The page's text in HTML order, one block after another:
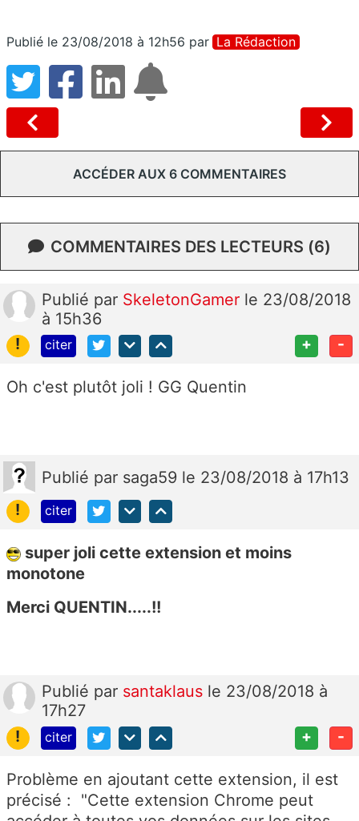
Publié le 23/08/2018 à 12h56 par La Rédaction
ACCÉDER AUX 6 COMMENTAIRES
COMMENTAIRES DES LECTEURS (6)
Publié par SkeletonGamer le 23/08/2018
à 15h36
!
citer + -
Oh c'est plutôt joli ! GG Quentin
Publié par saga59 le 23/08/2018 à 17h13
!
citer
super joli cette extension et moins
monotone
Merci QUENTIN.....!!
Publié par santaklaus le 23/08/2018 à
17h27
!
citer + -
Problème en ajoutant cette extension, il est
précisé : "Cette extension Chrome peut